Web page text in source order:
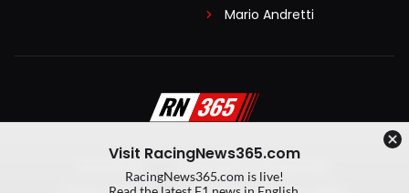
Mario Andretti
Algemene voorwaarden
Visit RacingNews365.com
RacingNews365.com is live!